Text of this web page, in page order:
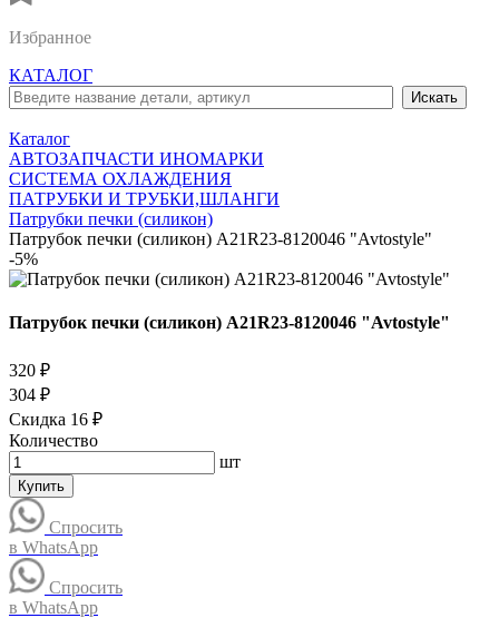
Избранное
КАТАЛОГ
Каталог
АВТОЗАПЧАСТИ ИНОМАРКИ
СИСТЕМА ОХЛАЖДЕНИЯ
ПАТРУБКИ И ТРУБКИ,ШЛАНГИ
Патрубки печки (силикон)
Патрубок печки (силикон) A21R23-8120046 "Avtostyle"
-5%
Патрубок печки (силикон) A21R23-8120046 "Avtostyle"
320 ₽
304 ₽
Скидка 16 ₽
Количество
шт
Купить
Спросить
в WhatsApp
Спросить
в WhatsApp